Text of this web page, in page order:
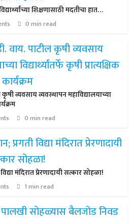
शिक्षणासाठी मदतीचा हात…
0 min read
व्यवसाय व्यवस्थापन महाविद्यालयाच्या
0 min read
मंदिरात प्रेरणादायी सत्कार सोहळा!
1 min read